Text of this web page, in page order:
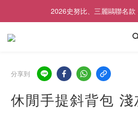
歡慶SNOOPY生日❤限
2026史努比、三麗鷗聯名款
歡慶SNOOPY生日❤限時
分享到
休閒手提斜背包 淺